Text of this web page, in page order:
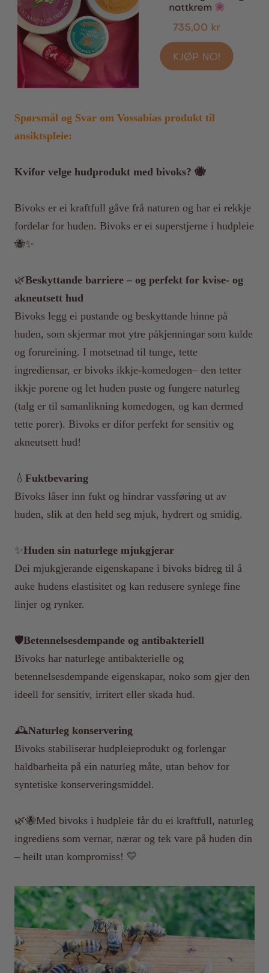
Spørsmål og Svar om Vossabias produkt til
ansiktspleie:
Kvifor velge hudprodukt med bivoks? 🐝
Bivoks er ei kraftfull gåve frå naturen og har ei rekkje
fordelar for huden. Bivoks er ei superstjerne i hudpleie
🐝✨
🌿Beskyttande barriere – og perfekt for kvise- og
akneutsett hud
Bivoks legg ei pustande og beskyttande hinne på
huden, som skjermar mot ytre påkjenningar som kulde
og forureining. I motsetnad til tunge, tette
ingrediensar, er bivoks ikkje-komedogen– den tetter
ikkje porene og let huden puste og fungere naturleg
(talg er til samanlikning komedogen, og kan dermed
tette porer). Bivoks er difor perfekt for sensitiv og
akneutsett hud!
💧 Fuktbevaring
Bivoks låser inn fukt og hindrar vassføring ut av
huden, slik at den held seg mjuk, hydrert og smidig.
✨Huden sin naturlege mjukgjerar
Dei mjukgjerande eigenskapane i bivoks bidreg til å
auke hudens elastisitet og kan redusere synlege fine
linjer og rynker.
🛡️Betennelsesdempande og antibakteriell
Bivoks har naturlege antibakterielle og
betennelsesdempande eigenskapar, noko som gjer den
ideell for sensitiv, irritert eller skada hud.
🕰️Naturleg konservering
Bivoks stabiliserar hudpleieprodukt og forlengar
haldbarheita på ein naturleg måte, utan behov for
syntetiske konserveringsmiddel.
🌿🐝Med bivoks i hudpleie får du ei kraftfull, naturleg
ingrediens som vernar, nærar og tek vare på huden din
– heilt utan kompromiss! 💛